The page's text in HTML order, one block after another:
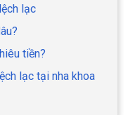
lạc
tiền?
lạc tại nha khoa